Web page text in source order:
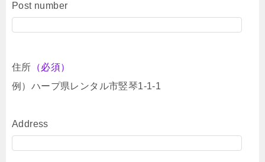
Post number
住所 （必須）
例）ハープ県レンタル市竪琴1-1-1
Address